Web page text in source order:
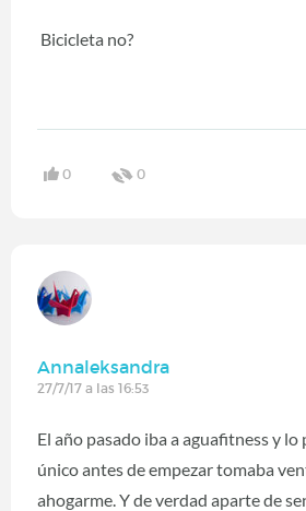
Bicicleta no?
0 0
Annaleksandra
27/7/17 a las 16:53
El año pasado iba a aguafitness y lo
único antes de empezar tomaba
ahogarme. Y de verdad aparte de